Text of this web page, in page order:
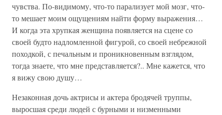
чувства. По-видимому, что-то парализует мой мозг, что-
то мешает моим ощущениям найти форму выражения…
И когда эта хрупкая женщина появляется на сцене со
своей будто надломленной фигурой, со своей небрежной
походкой, с печальным и проникновенным взглядом,
тогда знаете, что мне представляется?.. Мне кажется, что
я вижу свою душу…
Незаконная дочь актрисы и актера бродячей труппы,
выросшая среди людей с бурными и низменными